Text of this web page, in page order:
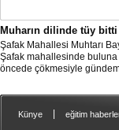
Muharın dilinde tüy bitti
Şafak Mahallesi Muhtarı
Şafak mahallesinde
öncede çökmesiyle
Künye eğitim